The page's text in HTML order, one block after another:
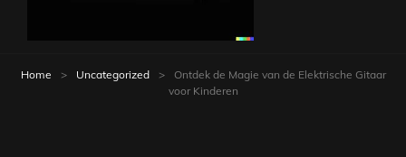
Home > Uncategorized >
Ontdek de Magie van de Elektrische Gitaar
voor Kinderen